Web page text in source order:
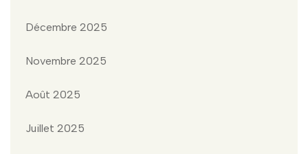
Décembre 2025
Novembre 2025
Août 2025
Juillet 2025